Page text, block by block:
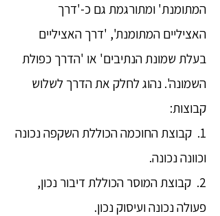
המתומנת' ומתורגמת גם כ-'דרך
האציליים המתומנת', 'דרך האציליים
בעלת שמונת הנתיבים' או 'הדרך כפולת
השמונה'. נהוג לחלק את הדרך לשלוש
קבוצות:
1. קבוצת החוכמה הכוללת השקפה נכונה
וכוונה נכונה.
2. קבוצת המוסר הכוללת דיבור נכון,
פעולה נכונה ועיסוק נכון.